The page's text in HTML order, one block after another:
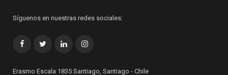
Síguenos en nuestras redes sociales:
FacebookTwitterLinkedInInstagram
Erasmo Escala 1835 Santiago, Santiago - Chile